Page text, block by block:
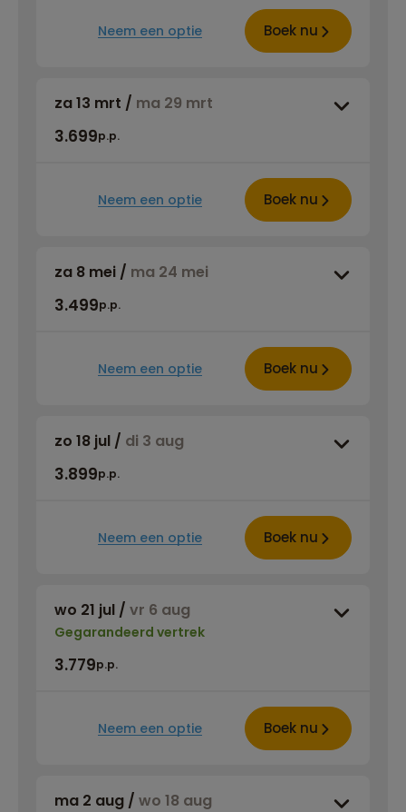
Neem een optie Boek nu
za 13 mrt / ma 29 mrt
3.699p.p.
Neem een optie Boek nu
za 8 mei / ma 24 mei
3.499p.p.
Neem een optie Boek nu
zo 18 jul / di 3 aug
3.899p.p.
Neem een optie Boek nu
wo 21 jul / vr 6 aug
Gegarandeerd vertrek
3.779p.p.
Neem een optie Boek nu
ma 2 aug / wo 18 aug